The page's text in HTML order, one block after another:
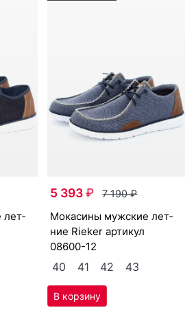
5 393₽ 7 190₽
мо­каси­ны мужс­кие лет­
ние Ri­eker артикул
08600-12
40 41 42 43